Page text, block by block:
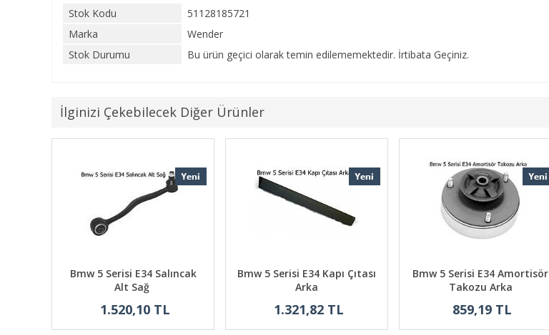
Stok Kodu
51128185721
Marka
Wender
Stok Durumu
Bu ürün geçici olarak temin edilememektedir. İrtibata Geçiniz.
İlginizi Çekebilecek Diğer Ürünler
Bmw 5 Serisi E34 Salıncak
Alt Sağ
1.520,10 TL
Bmw 5 Serisi E34 Kapı Çıtası
Arka
1.321,82 TL
Bmw 5 Serisi E34 Amortisör
Takozu Arka
859,19 TL